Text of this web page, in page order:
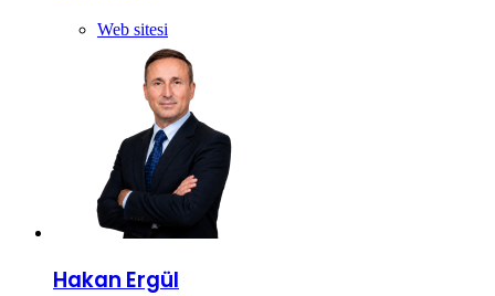
Web sitesi
Hakan Ergül